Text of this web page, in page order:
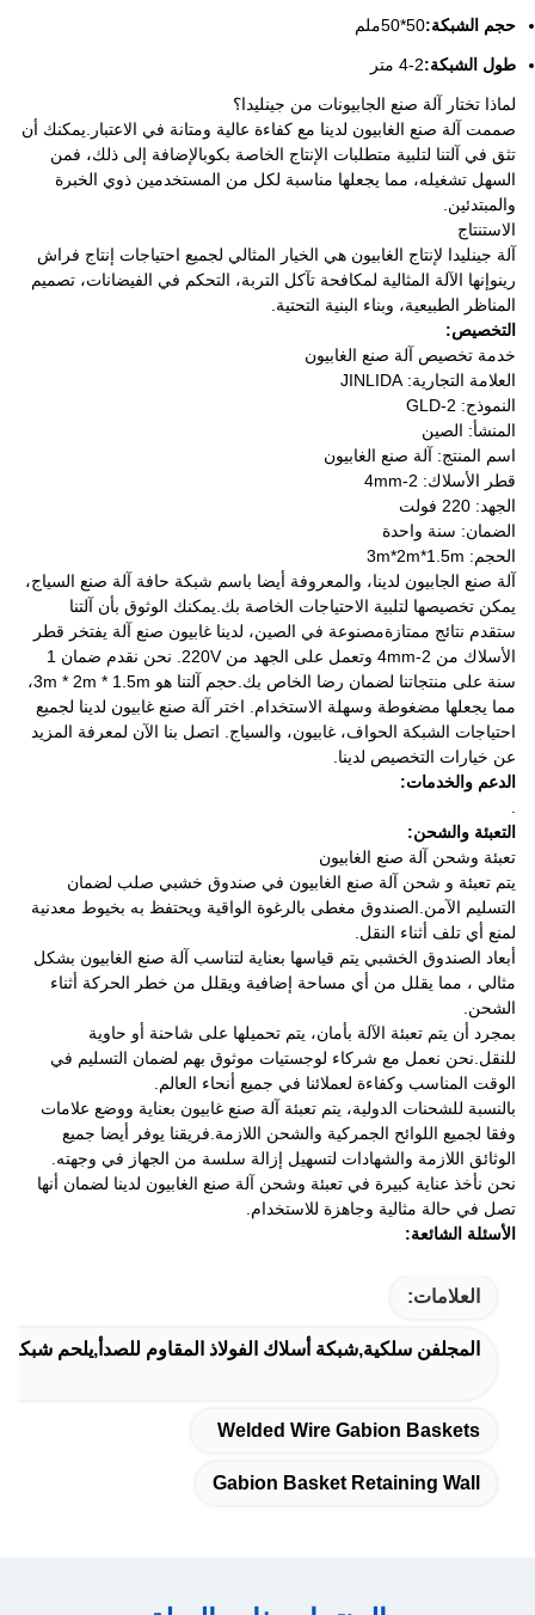
حجم الشبكة:50*50ملم
طول الشبكة:2-4 متر
لماذا تختار آلة صنع الجابيونات من جينليدا؟
صممت آلة صنع الغابيون لدينا مع كفاءة عالية ومتانة في الاعتبار.يمكنك أن
تثق في آلتنا لتلبية متطلبات الإنتاج الخاصة بكوبالإضافة إلى ذلك، فمن
السهل تشغيله، مما يجعلها مناسبة لكل من المستخدمين ذوي الخبرة
والمبتدئين.
الاستنتاج
آلة جينليدا لإنتاج الغابيون هي الخيار المثالي لجميع احتياجات إنتاج فراش
رينوإنها الآلة المثالية لمكافحة تآكل التربة، التحكم في الفيضانات، تصميم
المناظر الطبيعية، وبناء البنية التحتية.
التخصيص:
خدمة تخصيص آلة صنع الغابيون
العلامة التجارية: JINLIDA
النموذج: GLD-2
المنشأ: الصين
اسم المنتج: آلة صنع الغابيون
قطر الأسلاك: 2-4mm
الجهد: 220 فولت
الضمان: سنة واحدة
الحجم: 3m*2m*1.5m
آلة صنع الجابيون لدينا، والمعروفة أيضا باسم شبكة حافة آلة صنع السياج،
يمكن تخصيصها لتلبية الاحتياجات الخاصة بك.يمكنك الوثوق بأن آلتنا
ستقدم نتائج ممتازةمصنوعة في الصين، لدينا غابيون صنع آلة يفتخر قطر
الأسلاك من 2-4mm وتعمل على الجهد من 220V. نحن نقدم ضمان 1
سنة على منتجاتنا لضمان رضا الخاص بك.حجم آلتنا هو 3m * 2m * 1.5m،
مما يجعلها مضغوطة وسهلة الاستخدام. اختر آلة صنع غابيون لدينا لجميع
احتياجات الشبكة الحواف، غابيون، والسياج. اتصل بنا الآن لمعرفة المزيد
عن خيارات التخصيص لدينا.
الدعم والخدمات:
التعبئة والشحن:
تعبئة وشحن آلة صنع الغابيون
يتم تعبئة و شحن آلة صنع الغابيون في صندوق خشبي صلب لضمان
التسليم الآمن.الصندوق مغطى بالرغوة الواقية ويحتفظ به بخيوط معدنية
لمنع أي تلف أثناء النقل.
أبعاد الصندوق الخشبي يتم قياسها بعناية لتناسب آلة صنع الغابيون بشكل
مثالي ، مما يقلل من أي مساحة إضافية ويقلل من خطر الحركة أثناء
الشحن.
بمجرد أن يتم تعبئة الآلة بأمان، يتم تحميلها على شاحنة أو حاوية
للنقل.نحن نعمل مع شركاء لوجستيات موثوق بهم لضمان التسليم في
الوقت المناسب وكفاءة لعملائنا في جميع أنحاء العالم.
بالنسبة للشحنات الدولية، يتم تعبئة آلة صنع غابيون بعناية ووضع علامات
وفقا لجميع اللوائح الجمركية والشحن اللازمة.فريقنا يوفر أيضا جميع
الوثائق اللازمة والشهادات لتسهيل إزالة سلسة من الجهاز في وجهته.
نحن نأخذ عناية كبيرة في تعبئة وشحن آلة صنع الغابيون لدينا لضمان أنها
تصل في حالة مثالية وجاهزة للاستخدام.
الأسئلة الشائعة:
العلامات:
المجلفن سلكية,شبكة أسلاك الفولاذ المقاوم للصدأ,يلحم شبكة
Welded Wire Gabion Baskets
Gabion Basket Retaining Wall